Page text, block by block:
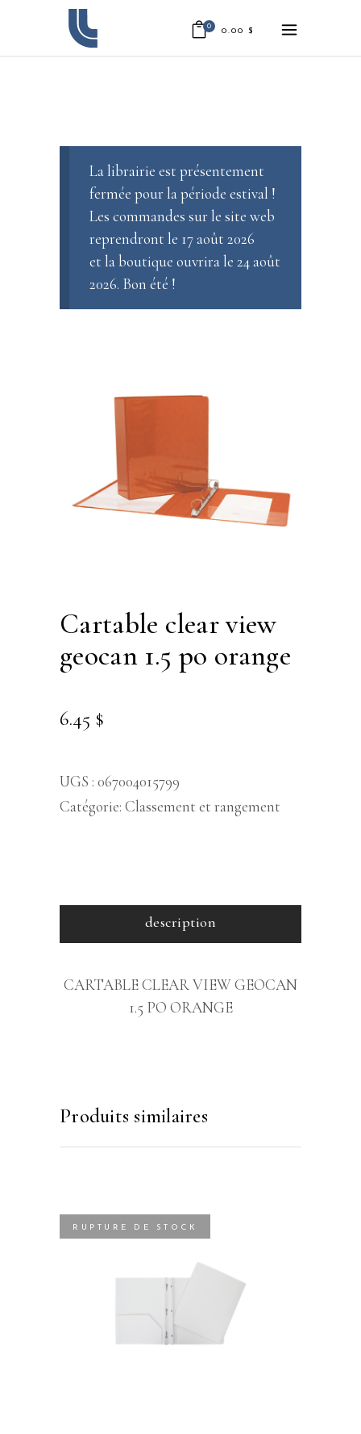
0 0.00 $
La librairie est présentement
fermée pour la période estival !
Les commandes sur le site web
reprendront le 17 août 2026
et la boutique ouvrira le 24 août
2026. Bon été !
cartable clear view
geocan 1.5 po orange
6.45 $
UGS : 067004015799
Catégorie: Classement et rangement
description
CARTABLE CLEAR VIEW GEOCAN
1.5 PO ORANGE
Produits similaires
RUPTURE DE STOCK